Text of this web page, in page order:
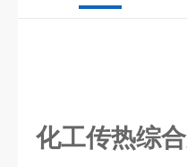
化工传热综